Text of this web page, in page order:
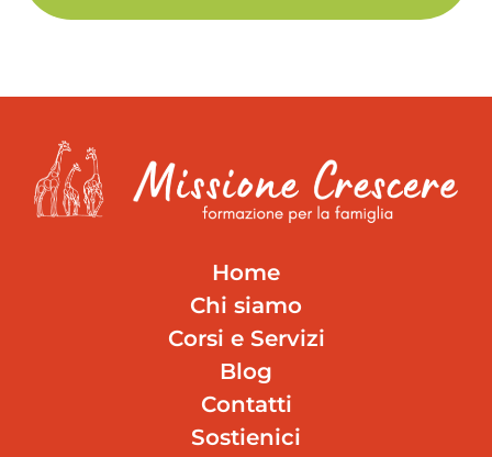
Home
Chi siamo
Corsi e Servizi
Blog
Contatti
Sostienici